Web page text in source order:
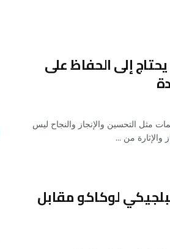
إلى الحفاظ على
مثل التحسين والإنجاز والنجاح ليس
والإثارة من ...
لوكاكو مقابل